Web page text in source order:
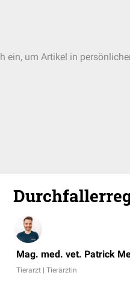
ein, um Artikel in
Mag. med. vet. Patrick
Tierarzt | Tierärztin